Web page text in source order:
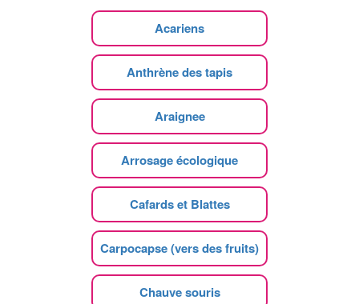
Acariens
Anthrène des tapis
Araignee
Arrosage écologique
Cafards et Blattes
Carpocapse (vers des fruits)
Chauve souris